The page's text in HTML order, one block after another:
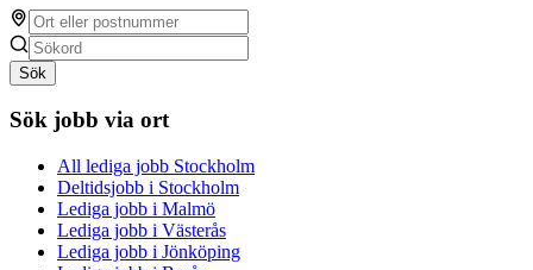
Sök
Sök jobb via ort
All lediga jobb Stockholm
Deltidsjobb i Stockholm
Lediga jobb i Malmö
Lediga jobb i Västerås
Lediga jobb i Jönköping